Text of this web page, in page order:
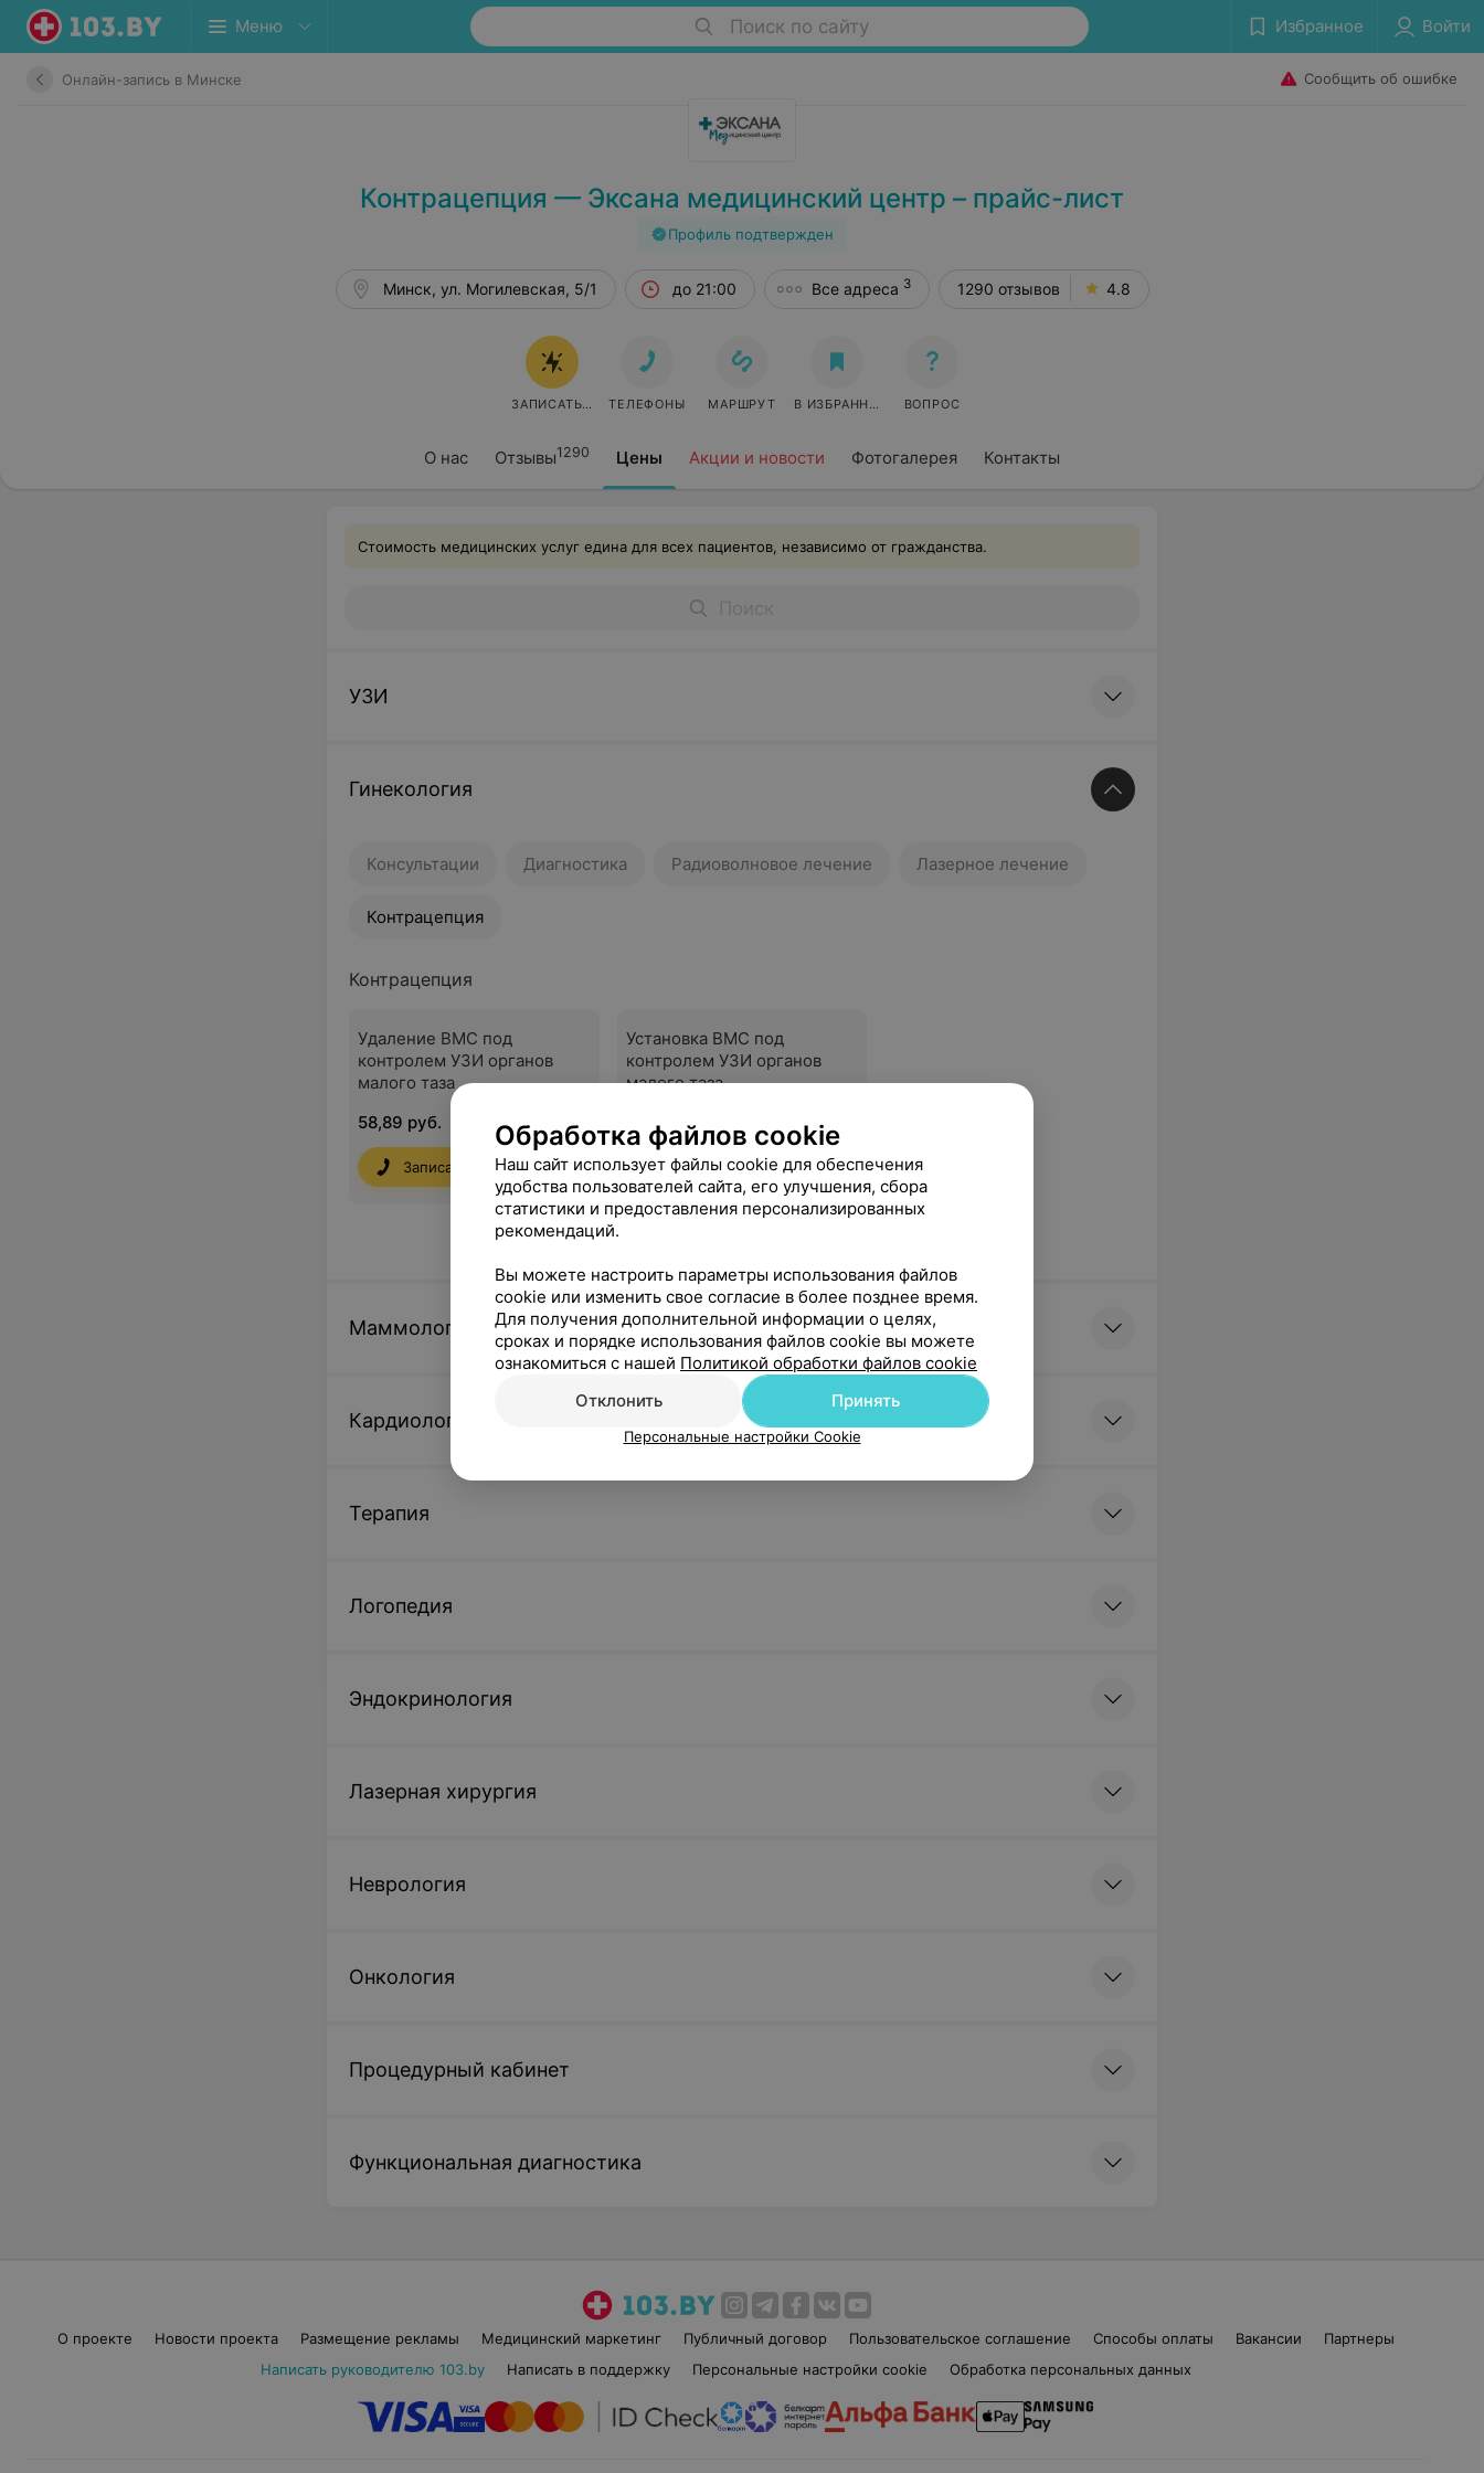
Меню Поиск по сайту Избранное Войти
Онлайн-запись в Минске Сообщить об ошибке
Контрацепция — Эксана медицинский центр – прайс-лист
Профиль подтвержден
О нас Отзывы1290 Цены Акции и новости Фотогалерея Контакты
Минск, ул. Могилевская, 5/1 до 21:00 Все адреса 3 1290 отзывов 4.8
ЗАПИСАТЬСЯ ОНЛАЙН
ТЕЛЕФОНЫ МАРШРУТ В ИЗБРАННОЕ ВОПРОС
Стоимость медицинских услуг едина для всех пациентов, независимо от гражданства.
УЗИ
Гинекология
Консультации Диагностика Радиоволновое лечение Лазерное лечение
Контрацепция
Контрацепция
Удаление ВМС под
контролем УЗИ органов
малого таза
58,89 руб.
Записаться
Установка ВМС под
контролем УЗИ органов
малого таза
76,73 руб.
Записаться
Маммология
Кардиология
Терапия
Логопедия
Эндокринология
Лазерная хирургия
Неврология
Онкология
Процедурный кабинет
Функциональная диагностика
О проекте Новости проекта Размещение рекламы Медицинский маркетинг Публичный договор Пользовательское соглашение Способы оплаты Вакансии
Партнеры
Написать руководителю 103.by
Написать в поддержку Персональные настройки cookie Обработка персональных данных
Обработка файлов cookie
Наш сайт использует файлы cookie для обеспечения
удобства пользователей сайта, его улучшения, сбора
статистики и предоставления персонализированных
рекомендаций.
Вы можете настроить параметры использования файлов
cookie или изменить свое согласие в более позднее время.
Для получения дополнительной информации о целях,
сроках и порядке использования файлов cookie вы можете
ознакомиться с нашей Политикой обработки файлов cookie
Отклонить
Принять
Персональные настройки Cookie